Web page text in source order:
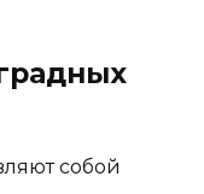
собой